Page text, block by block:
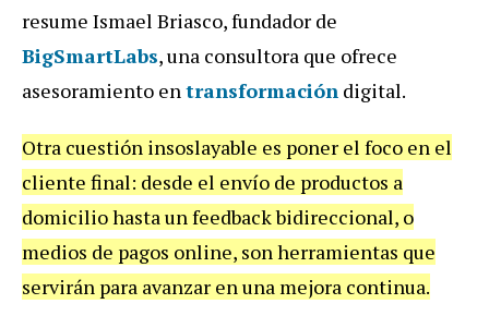
resume Ismael Briasco, fundador de
BigSmartLabs, una consultora que ofrece
asesoramiento en transformación digital.
Otra cuestión insoslayable es poner el foco en el
cliente final: desde el envío de productos a
domicilio hasta un feedback bidireccional, o
medios de pagos online, son herramientas que
servirán para avanzar en una mejora continua.